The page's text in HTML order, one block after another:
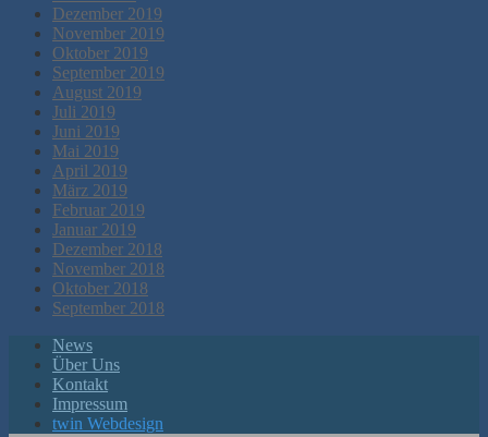
Dezember 2019
November 2019
Oktober 2019
September 2019
August 2019
Juli 2019
Juni 2019
Mai 2019
April 2019
März 2019
Februar 2019
Januar 2019
Dezember 2018
November 2018
Oktober 2018
September 2018
News
Über Uns
Kontakt
Impressum
twin Webdesign